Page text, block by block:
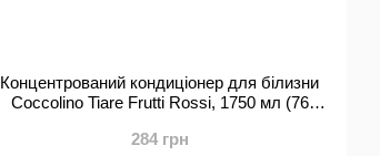
Концентрований кондиціонер для білизни
Coccolino Tiare Frutti Rossi, 1750 мл (76
284 грн